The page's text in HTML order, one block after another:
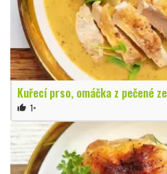
Kuřecí prso, omáčka z pečené
thumb_up 1×